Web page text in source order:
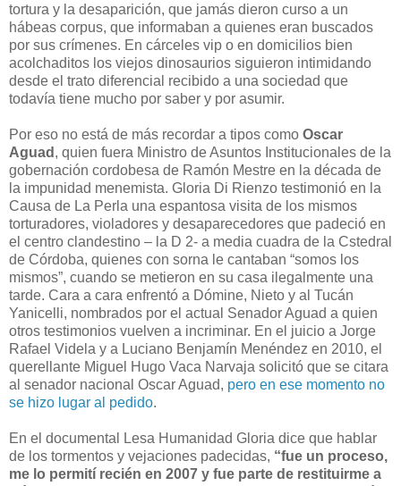
tortura y la desaparición, que jamás dieron curso a un
hábeas corpus, que informaban a quienes eran buscados
por sus crímenes. En cárceles vip o en domicilios bien
acolchaditos los viejos dinosaurios siguieron intimidando
desde el trato diferencial recibido a una sociedad que
todavía tiene mucho por saber y por asumir.
Por eso no está de más recordar a tipos como Oscar
Aguad , quien fuera Ministro de Asuntos Institucionales de la
gobernación cordobesa de Ramón Mestre en la década de
la impunidad menemista. Gloria Di Rienzo testimonió en la
Causa de La Perla una espantosa visita de los mismos
torturadores, violadores y desaparecedores que padeció en
el centro clandestino – la D 2- a media cuadra de la Cstedral
de Córdoba, quienes con sorna le cantaban “somos los
mismos”, cuando se metieron en su casa ilegalmente una
tarde. Cara a cara enfrentó a Dómine, Nieto y al Tucán
Yanicelli, nombrados por el actual Senador Aguad a quien
otros testimonios vuelven a incriminar. En el juicio a Jorge
Rafael Videla y a Luciano Benjamín Menéndez en 2010, el
querellante Miguel Hugo Vaca Narvaja solicitó que se citara
al senador nacional Oscar Aguad, pero en ese momento no
se hizo lugar al pedido.
En el documental Lesa Humanidad Gloria dice que hablar
de los tormentos y vejaciones padecidas, “fue un proceso,
me lo permití recién en 2007 y fue parte de restituirme a